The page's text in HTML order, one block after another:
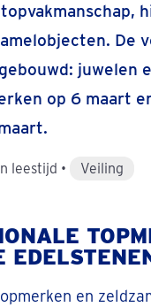
De
juwelen
op 6 maart
leestijd • Veiling
en